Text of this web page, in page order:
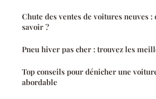
Chute des ventes de voitures neuves
savoir ?
Pneu hiver pas cher : trouvez les
Top conseils pour dénicher une
abordable